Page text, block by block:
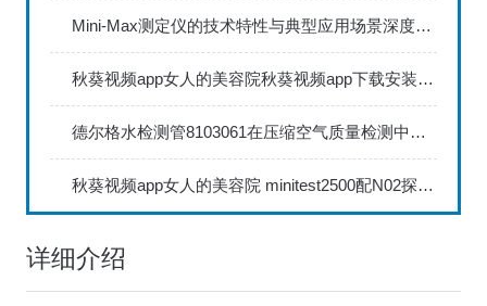
Mini-Max测定仪的技术特性与典型应用场景深度解读
秋葵视频app女人的美容院秋葵视频app下载安装735FN1.5正确的校准步骤
德尔格水检测管8103061在压缩空气质量检测中的应用
秋葵视频app女人的美容院 minitest2500配N02探头如何两点校准？
详细介绍